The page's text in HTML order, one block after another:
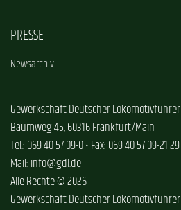
PRESSE
Newsarchiv
Gewerkschaft Deutscher Lokomotivführer
Baumweg 45, 60316 Frankfurt/Main
Tel.: 069 40 57 09-0 • Fax: 069 40 57 09-21 29
Mail: info@gdl.de
Alle Rechte © 2026
Gewerkschaft Deutscher Lokomotivführer